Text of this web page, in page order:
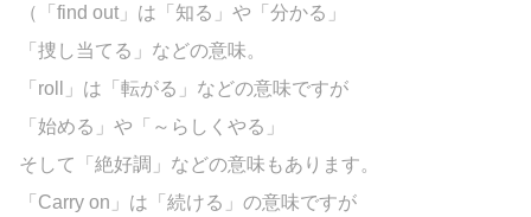
（「find out」は「知る」や「分かる」
「捜し当てる」などの意味。
「roll」は「転がる」などの意味ですが
「始める」や「～らしくやる」
そして「絶好調」などの意味もあります。
「Carry on」は「続ける」の意味ですが